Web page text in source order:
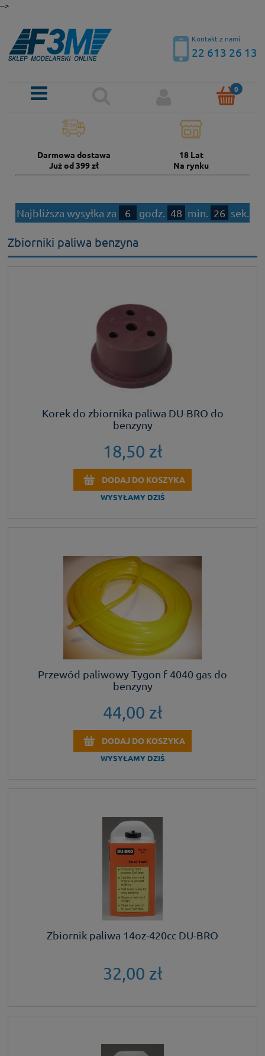
-->
Kontakt z nami
22 613 26 13
Darmowa dostawa
Już od 399 zł
18 Lat
Na rynku
Najbliższa wysyłka za 6 godz. 48 min. 25 sek.
Zbiorniki paliwa benzyna
Korek do zbiornika paliwa DU-BRO do
benzyny
18,50 zł
DODAJ DO KOSZYKA
WYSYŁAMY DZIŚ
Przewód paliwowy Tygon f 4040 gas do
benzyny
44,00 zł
DODAJ DO KOSZYKA
WYSYŁAMY DZIŚ
Zbiornik paliwa 14oz-420cc DU-BRO
32,00 zł